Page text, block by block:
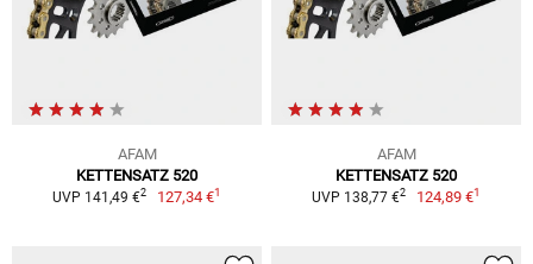
AFAM
KETTENSATZ 520
UVP 141,49 €2 127,34 €1
AFAM
KETTENSATZ 520
UVP 138,77 €2 124,89 €1